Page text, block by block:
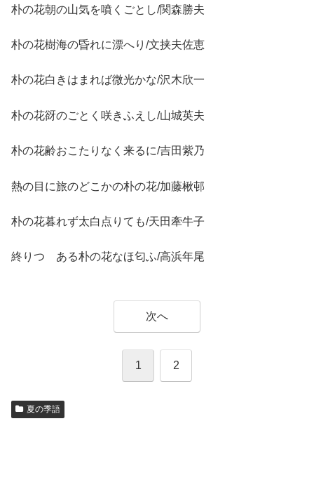
朴の花朝の山気を噴くごとし/関森勝夫
朴の花樹海の昏れに漂へり/文挟夫佐恵
朴の花白きはまれば微光かな/沢木欣一
朴の花谺のごとく咲きふえし/山城英夫
朴の花齢おこたりなく来るに/吉田紫乃
熱の目に旅のどこかの朴の花/加藤楸邨
朴の花暮れず太白点りても/天田牽牛子
終りつゝある朴の花なほ匂ふ/高浜年尾
次へ
1 2
夏の季語